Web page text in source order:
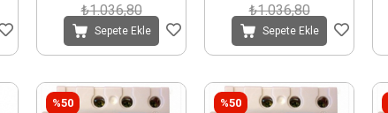
₺1.036,80
Sepete Ekle
₺1.036,80
Sepete Ekle
%50 %50